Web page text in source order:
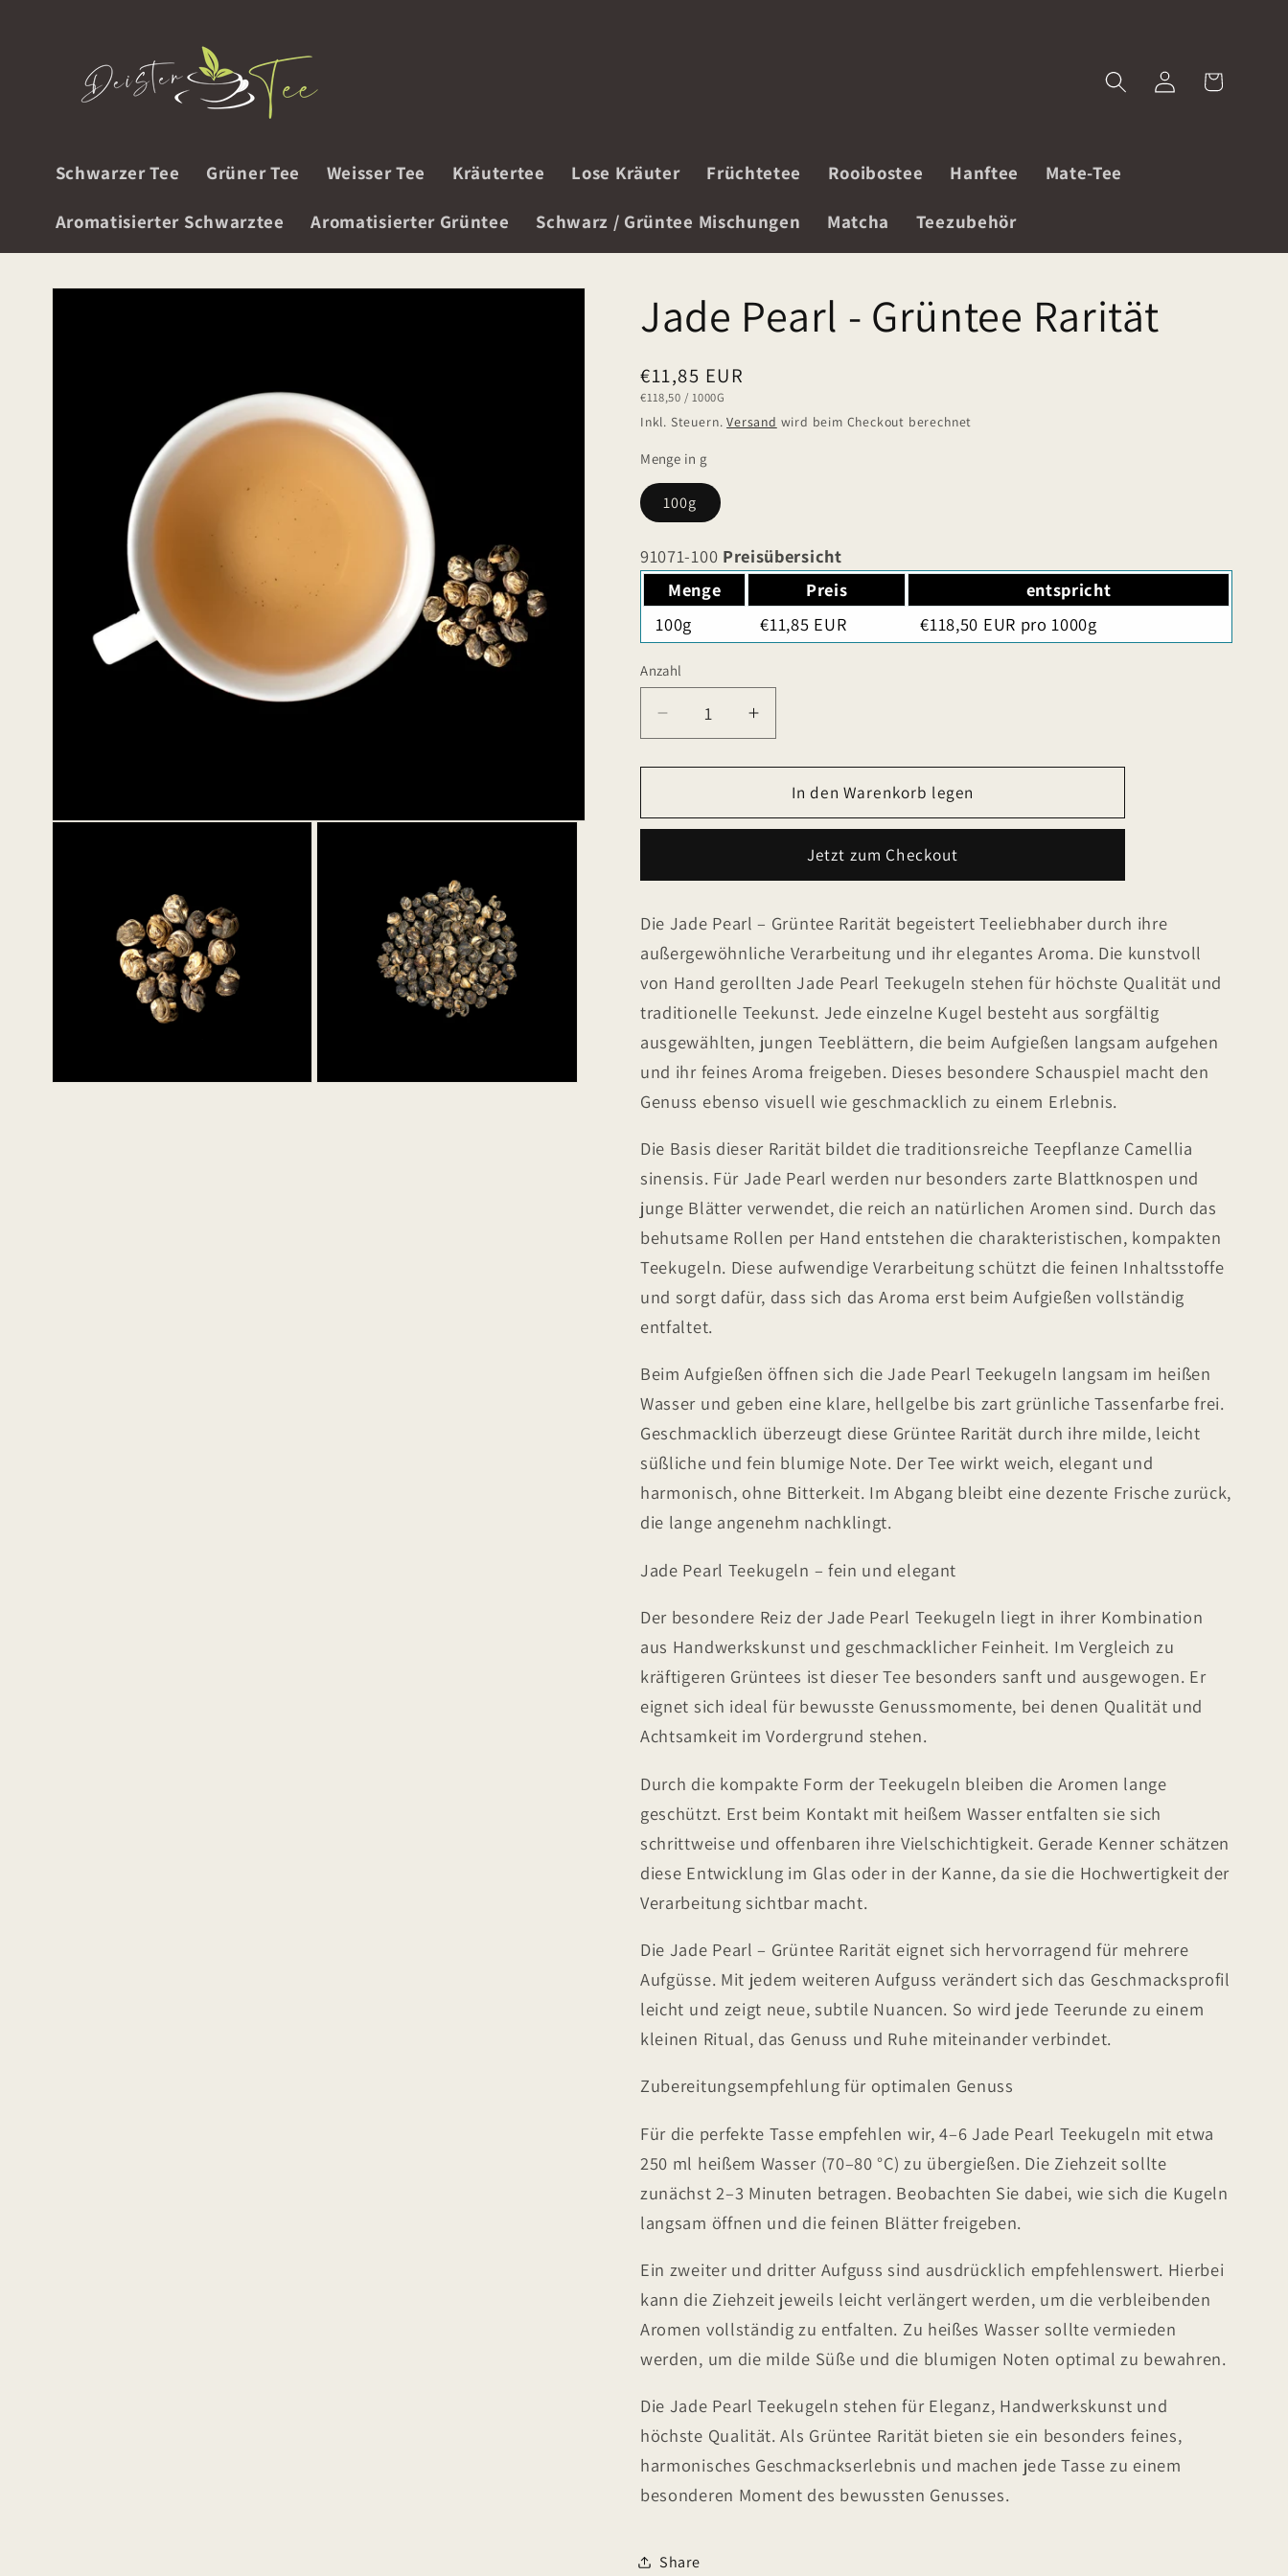
Schwarzer Tee Grüner Tee Weisser Tee Kräutertee Lose Kräuter Früchtetee Rooibostee Hanftee Mate-Tee
Aromatisierter Schwarztee Aromatisierter Grüntee Schwarz / Grüntee Mischungen Matcha Teezubehör
EinloggenWarenkorb
Zu
Jade Pearl - Grüntee Rarität
Normaler
Preis
€11,85 EUR
GRUNDPREIS
€118,50 / PRO
1000G
Inkl. Steuern.Versand wird beim Checkout berechnet
Menge in g
100g
91071-100 Preisübersicht
Menge
Preis
entspricht
100g
€11,85 EUR €118,50 EUR pro 1000g
Anzahl
Verringere
die
Menge
Jade
Grüntee
Erhöhe
die
Menge
Jade
Grüntee
In den Warenkorb legen
Jetzt zum Checkout
Die Jade Pearl – Grüntee Rarität begeistert Teeliebhaber durch ihre
außergewöhnliche Verarbeitung und ihr elegantes Aroma. Die kunstvoll
von Hand gerollten Jade Pearl Teekugeln stehen für höchste Qualität und
traditionelle Teekunst. Jede einzelne Kugel besteht aus sorgfältig
ausgewählten, jungen Teeblättern, die beim Aufgießen langsam aufgehen
und ihr feines Aroma freigeben. Dieses besondere Schauspiel macht den
Genuss ebenso visuell wie geschmacklich zu einem Erlebnis.
Die Basis dieser Rarität bildet die traditionsreiche Teepflanze Camellia
sinensis. Für Jade Pearl werden nur besonders zarte Blattknospen und
junge Blätter verwendet, die reich an natürlichen Aromen sind. Durch das
behutsame Rollen per Hand entstehen die charakteristischen, kompakten
Teekugeln. Diese aufwendige Verarbeitung schützt die feinen Inhaltsstoffe
und sorgt dafür, dass sich das Aroma erst beim Aufgießen vollständig
entfaltet.
Beim Aufgießen öffnen sich die Jade Pearl Teekugeln langsam im heißen
Wasser und geben eine klare, hellgelbe bis zart grünliche Tassenfarbe frei.
Geschmacklich überzeugt diese Grüntee Rarität durch ihre milde, leicht
süßliche und fein blumige Note. Der Tee wirkt weich, elegant und
harmonisch, ohne Bitterkeit. Im Abgang bleibt eine dezente Frische zurück,
die lange angenehm nachklingt.
Jade Pearl Teekugeln – fein und elegant
Der besondere Reiz der Jade Pearl Teekugeln liegt in ihrer Kombination
aus Handwerkskunst und geschmacklicher Feinheit. Im Vergleich zu
kräftigeren Grüntees ist dieser Tee besonders sanft und ausgewogen. Er
eignet sich ideal für bewusste Genussmomente, bei denen Qualität und
Achtsamkeit im Vordergrund stehen.
Durch die kompakte Form der Teekugeln bleiben die Aromen lange
geschützt. Erst beim Kontakt mit heißem Wasser entfalten sie sich
schrittweise und offenbaren ihre Vielschichtigkeit. Gerade Kenner schätzen
diese Entwicklung im Glas oder in der Kanne, da sie die Hochwertigkeit der
Verarbeitung sichtbar macht.
Die Jade Pearl – Grüntee Rarität eignet sich hervorragend für mehrere
Aufgüsse. Mit jedem weiteren Aufguss verändert sich das Geschmacksprofil
leicht und zeigt neue, subtile Nuancen. So wird jede Teerunde zu einem
kleinen Ritual, das Genuss und Ruhe miteinander verbindet.
Zubereitungsempfehlung für optimalen Genuss
Für die perfekte Tasse empfehlen wir, 4–6 Jade Pearl Teekugeln mit etwa
250 ml heißem Wasser (70–80 °C) zu übergießen. Die Ziehzeit sollte
zunächst 2–3 Minuten betragen. Beobachten Sie dabei, wie sich die Kugeln
langsam öffnen und die feinen Blätter freigeben.
Ein zweiter und dritter Aufguss sind ausdrücklich empfehlenswert. Hierbei
kann die Ziehzeit jeweils leicht verlängert werden, um die verbleibenden
Aromen vollständig zu entfalten. Zu heißes Wasser sollte vermieden
werden, um die milde Süße und die blumigen Noten optimal zu bewahren.
Die Jade Pearl Teekugeln stehen für Eleganz, Handwerkskunst und
höchste Qualität. Als Grüntee Rarität bieten sie ein besonders feines,
harmonisches Geschmackserlebnis und machen jede Tasse zu einem
besonderen Moment des bewussten Genusses.
Share